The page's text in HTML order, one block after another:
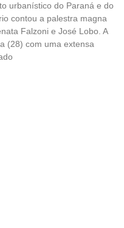
urbanístico do Paraná e do
contou a palestra magna
Falzoni e José Lobo. A
(28) com uma extensa